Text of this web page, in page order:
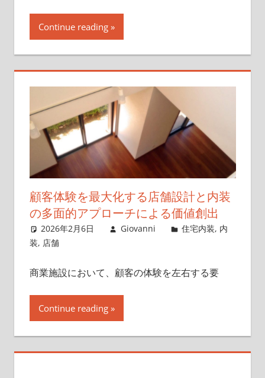
Continue reading
顧客体験を最大化する店舗設計と内装
の多面的アプローチによる価値創出
2026年2月6日 Giovanni 住宅内装, 内
装, 店舗
商業施設において、顧客の体験を左右する要
Continue reading